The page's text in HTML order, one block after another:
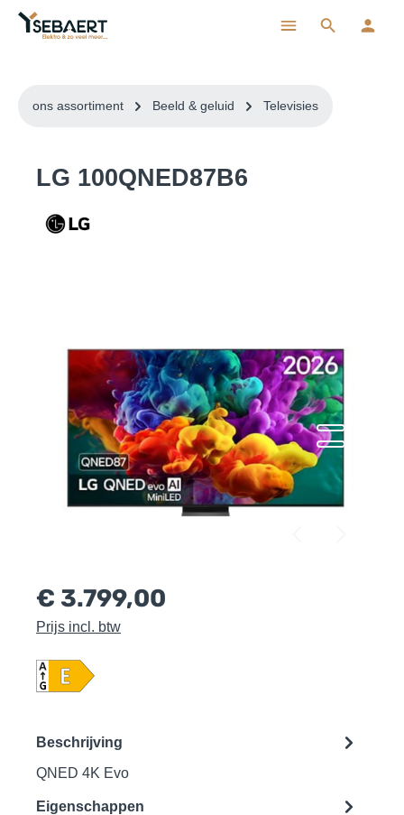
ons assortiment Beeld & geluid Televisies
LG 100QNED87B6
€ 3.799,00
Prijs incl. btw
Beschrijving
QNED 4K Evo
Eigenschappen